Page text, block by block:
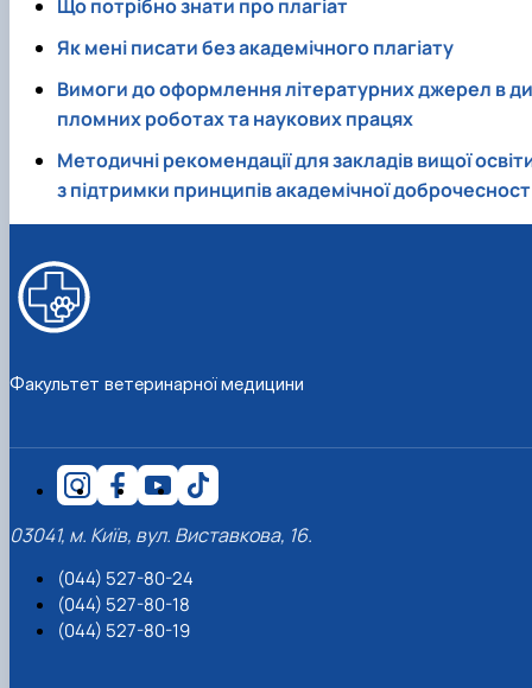
Що потрібно знати про плагіат
Як мені писати без академічного плагіату
Вимоги до оформлення літературних джерел в ди
пломних роботах та наукових працях
Методичні рекомендації для закладів вищої
з підтримки принципів академічної
Факультет ветеринарної медицини
03041, м. Київ, вул. Виставкова, 16.
(044) 527-80-24
(044) 527-80-18
(044) 527-80-19